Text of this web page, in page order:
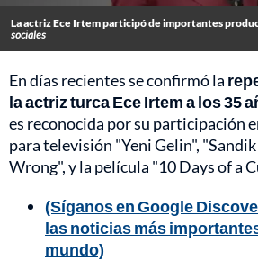
La actriz Ece Irtem participó de importantes
sociales
En días recientes se confirmó la
la actriz turca Ece Irtem a los 35
es reconocida por su participación
para televisión "Yeni Gelin",
Wrong", y la película "10 Days of a
(Síganos en Google
las noticias más
mundo)